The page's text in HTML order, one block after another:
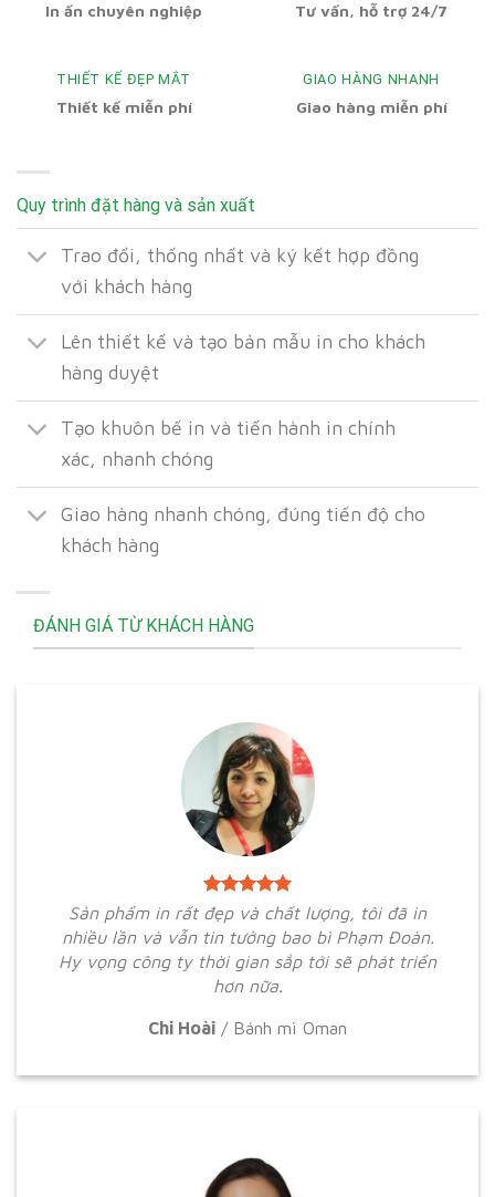
In ấn chuyên nghiệp Tư vấn, hỗ trợ 24/7
THIẾT KẾ ĐẸP MẮT
Thiết kế miễn phí
GIAO HÀNG NHANH
Giao hàng miễn phí
Quy trình đặt hàng và sản xuất
Trao đổi, thống nhất và ký kết hợp đồng
với khách hàng
Lên thiết kế và tạo bản mẫu in cho khách
hàng duyệt
Tạo khuôn bế in và tiến hành in chính
xác, nhanh chóng
Giao hàng nhanh chóng, đúng tiến độ cho
khách hàng
ĐÁNH GIÁ TỪ KHÁCH HÀNG
Sản phẩm in rất đẹp và chất lượng, tôi đã in
nhiều lần và vẫn tin tưởng bao bì Phạm Đoàn.
Hy vọng công ty thời gian sắp tới sẽ phát triển
hơn nữa.
Chi Hoài / Bánh mì Oman